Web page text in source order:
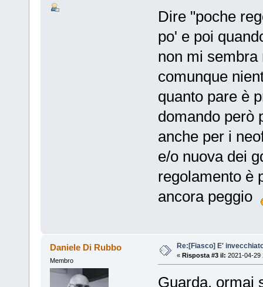
Dire "poche
po' e poi
non mi
comunque
quanto pare è
domando però
anche per i
e/o nuova dei
regolamento è
ancora peggio
Daniele Di Rubbo
Membro
Re:[Fiasco] E'
« Risposta #3 il: 2021-04-29
Guarda, ormai